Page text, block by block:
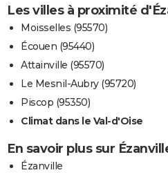
Les villes à proximité
Moisselles (95570)
Écouen (95440)
Attainville (95570)
Le Mesnil-Aubry (95720)
Piscop (95350)
Climat dans le Val-d'Oise
En savoir plus sur
Ézanville